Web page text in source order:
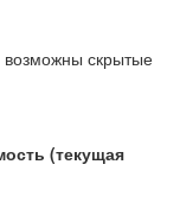
скрытые
(текущая